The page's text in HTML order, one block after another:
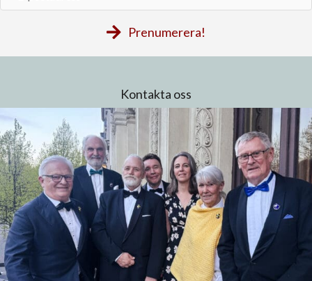
postadress
Prenumerera!
Kontakta oss